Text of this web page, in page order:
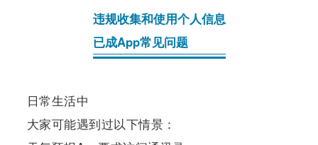
违规收集和使用个人信息
已成App常见问题
日常生活中
大家可能遇到过以下情景：